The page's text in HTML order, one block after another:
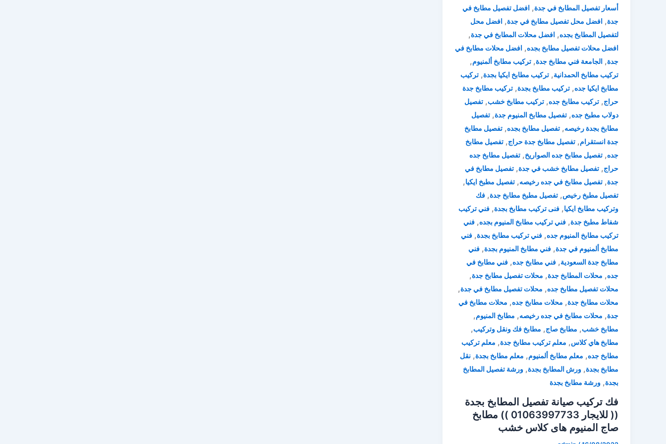
أسعار تفصيل المطابخ في جدة, افضل تفصيل مطابخ في
جدة, افضل محل تفصيل مطابخ في جدة, افضل محل
لتفصيل المطابخ بجده, افضل محلات المطابخ في جدة,
افضل محلات تفصيل مطابخ بجده, افضل محلات مطابخ في
جدة, الجامعة فني مطابخ جدة, تركيب مطابخ ألمنيوم,
تركيب مطابخ الحمدانية, تركيب مطابخ ايكيا بجدة, تركيب
مطابخ ايكيا جده, تركيب مطابخ بجدة, تركيب مطابخ جدة
حراج, تركيب مطابخ جده, تركيب مطابخ خشب, تفصيل
دولاب مطبخ جده, تفصيل مطابخ المنيوم جدة, تفصيل
مطابخ بجدة رخيصه, تفصيل مطابخ بجده, تفصيل مطابخ
جدة انستقرام, تفصيل مطابخ جدة حراج, تفصيل مطابخ
جده, تفصيل مطابخ جده الصواريخ, تفصيل مطابخ جده
حراج, تفصيل مطابخ خشب في جدة, تفصيل مطابخ في
جدة, تفصيل مطابخ في جده رخيصه, تفصيل مطبخ ايكيا,
تفصيل مطبخ رخيص, تفصيل مطبخ مطابخ جدة, فك
وتركيب مطابخ ايكيا, فنى تركيب مطابخ بجدة, فني تركيب
شفاط مطبخ جدة, فني تركيب مطابخ المنيوم بجده, فني
تركيب مطابخ المنيوم جده, فني تركيب مطابخ بجدة, فني
مطابخ ألمنيوم في جدة, فني مطابخ المنيوم بجدة, فني
مطابخ جدة السعودية, فني مطابخ جده, فني مطابخ في
جده, محلات المطابخ جدة, محلات تفصيل مطابخ جدة,
محلات تفصيل مطابخ جده, محلات تفصيل مطابخ في جدة,
محلات مطابخ جدة, محلات مطابخ جده, محلات مطابخ في
جدة, محلات مطابخ في جده رخيصه, مطابخ المنيوم,
مطابخ خشب, مطابخ صاج, مطابخ فك ونقل وتركيب,
مطابخ هاي كلاس, معلم تركيب مطابخ جدة, معلم تركيب
مطابخ جده, معلم مطابخ ألمنيوم, معلم مطابخ بجدة, نقل
مطابخ بجدة, ورش المطابخ بجدة, ورشة تفصيل المطابخ
بجدة, ورشة مطابخ بجدة
فك تركيب صيانة تفصيل المطابخ بجدة
(( للايجار 01063997733 )) مطابخ
صاج المنيوم هاى كلاس خشب